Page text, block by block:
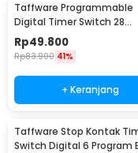
Taffware Programmable
Digital Timer Switch 28
Program 220V/25A(16A) -
THC30A
Rp49.800
Rp83.900 41%
+ Keranjang
Taffware Stop Kontak
Switch Digital 6 Program